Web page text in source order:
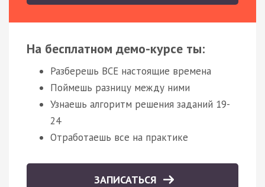
На бесплатном демо-курсе ты:
Разберешь ВСЕ настоящие времена
Поймешь разницу между ними
Узнаешь алгоритм решения заданий 19-
24
Отработаешь все на практике
ЗАПИСАТЬСЯ